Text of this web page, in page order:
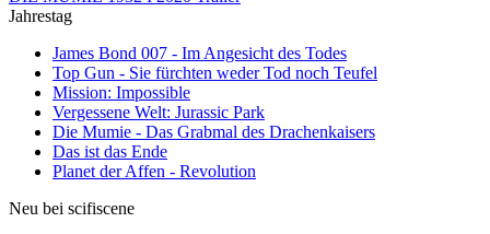
Jahrestag
James Bond 007 - Im Angesicht des Todes
Top Gun - Sie fürchten weder Tod noch Teufel
Mission: Impossible
Vergessene Welt: Jurassic Park
Die Mumie - Das Grabmal des Drachenkaisers
Das ist das Ende
Planet der Affen - Revolution
Neu bei scifiscene